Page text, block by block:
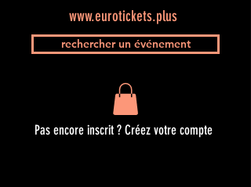
www.eurotickets.plus
rechercher un événement
Pas encore inscrit ? Créez votre compte